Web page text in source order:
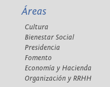
Áreas
Cultura
Bienestar Social
Presidencia
Fomento
Economía y Hacienda
Organización y RRHH